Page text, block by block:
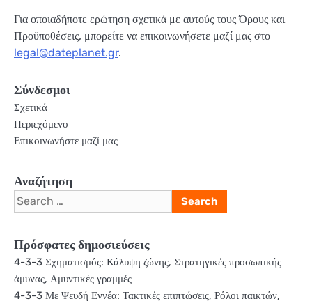
Για οποιαδήποτε ερώτηση σχετικά με αυτούς τους Όρους και
Προϋποθέσεις, μπορείτε να επικοινωνήσετε μαζί μας στο
legal@dateplanet.gr.
Σύνδεσμοι
Σχετικά
Περιεχόμενο
Επικοινωνήστε μαζί μας
Αναζήτηση
Search
for:
Πρόσφατες δημοσιεύσεις
4-3-3 Σχηματισμός: Κάλυψη ζώνης, Στρατηγικές προσωπικής
άμυνας, Αμυντικές γραμμές
4-3-3 Με Ψευδή Εννέα: Τακτικές επιπτώσεις, Ρόλοι παικτών,